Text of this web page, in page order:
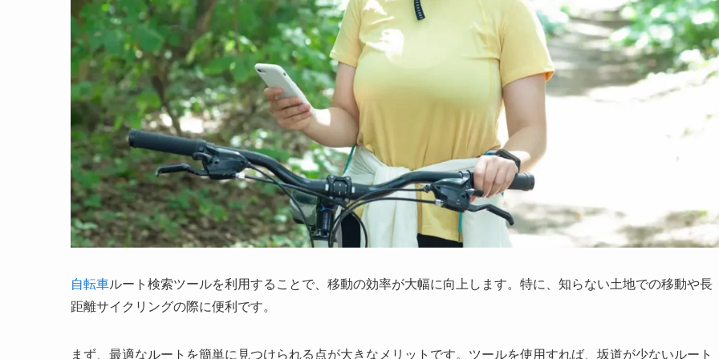
自転車ルート検索ツールを利用することで、移動の効率が大幅に向上します。特に、知らない土地での移動や長
距離サイクリングの際に便利です。
まず、最適なルートを簡単に見つけられる点が大きなメリットです。ツールを使用すれば、坂道が少ないルート